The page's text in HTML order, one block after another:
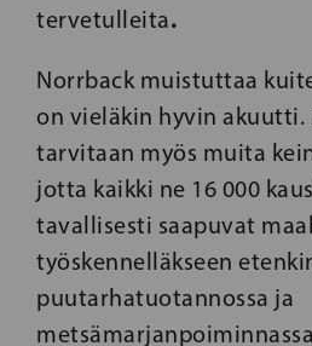
tervetulleita.
Norrback muistuttaa
on vieläkin hyvin akuutti.
tarvitaan myös muita
jotta kaikki ne 16 000
tavallisesti saapuvat
työskennelläkseen
puutarhatuotannossa ja